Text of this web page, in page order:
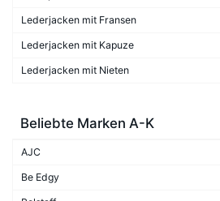
Lederjacken mit Fransen
Lederjacken mit Kapuze
Lederjacken mit Nieten
Beliebte Marken A-K
AJC
Be Edgy